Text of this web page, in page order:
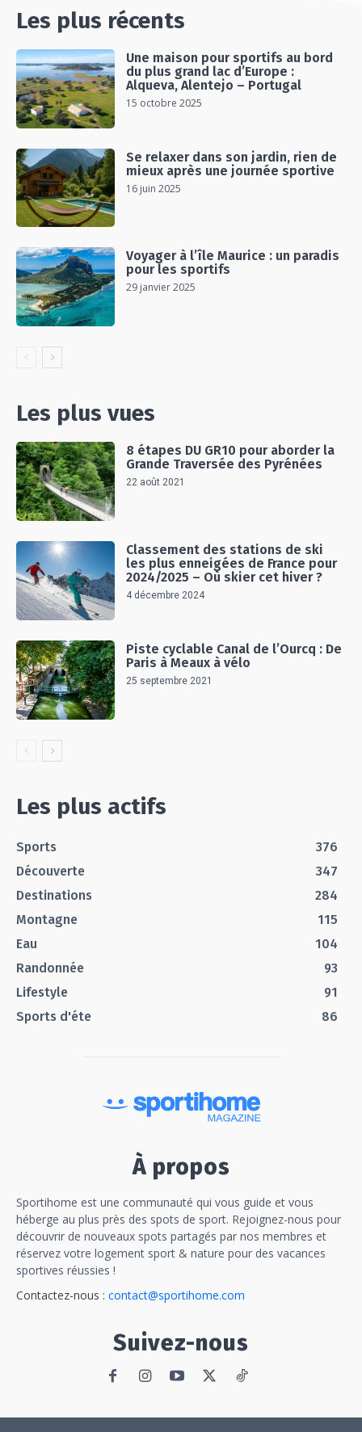
Les plus récents
Une maison pour sportifs au bord
du plus grand lac d’Europe :
Alqueva, Alentejo – Portugal
15 octobre 2025
Se relaxer dans son jardin, rien de
mieux après une journée sportive
16 juin 2025
Voyager à l’île Maurice : un paradis
pour les sportifs
29 janvier 2025
Les plus vues
8 étapes DU GR10 pour aborder la
Grande Traversée des Pyrénées
22 août 2021
Classement des stations de ski
les plus enneigées de France pour
2024/2025 – Où skier cet hiver ?
4 décembre 2024
Piste cyclable Canal de l’Ourcq : De
Paris à Meaux à vélo
25 septembre 2021
Les plus actifs
Sports
376
Découverte
347
Destinations
284
Montagne
115
Eau
104
Randonnée
93
Lifestyle
91
Sports d'éte
86
À propos
Sportihome est une communauté qui vous guide et vous
héberge au plus près des spots de sport. Rejoignez-nous pour
découvrir de nouveaux spots partagés par nos membres et
réservez votre logement sport & nature pour des vacances
sportives réussies !
Contactez-nous : contact@sportihome.com
Suivez-nous